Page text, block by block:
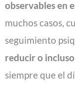
observables en
muchos casos,
seguimiento
reducir o
siempre que el